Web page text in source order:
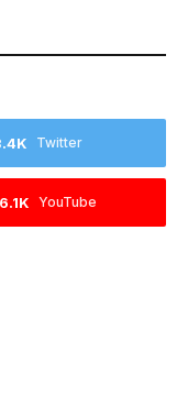
Twitter
YouTube